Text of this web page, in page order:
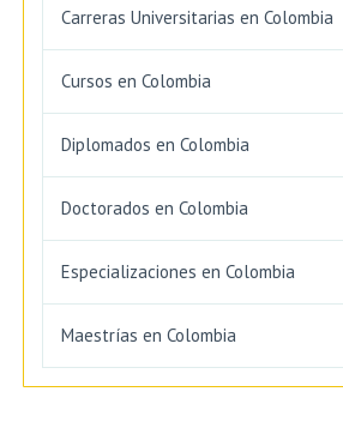
Carreras Universitarias en Colombia
Cursos en Colombia
Diplomados en Colombia
Doctorados en Colombia
Especializaciones en Colombia
Maestrías en Colombia